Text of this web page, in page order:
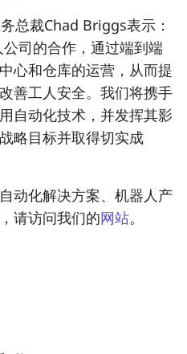
总裁Chad Briggs表示：
司的合作，通过端到端
心和仓库的运营，从而提
善工人安全。我们将携手
自动化技术，并发挥其影
略目标并取得切实成
动化解决方案、机器人产
请访问我们的网站。